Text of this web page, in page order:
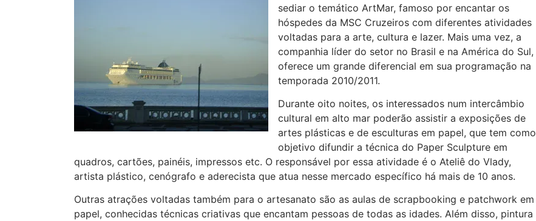
sediar o temático ArtMar, famoso por encantar os
hóspedes da MSC Cruzeiros com diferentes atividades
voltadas para a arte, cultura e lazer. Mais uma vez, a
companhia líder do setor no Brasil e na América do Sul,
oferece um grande diferencial em sua programação na
temporada 2010/2011.
Durante oito noites, os interessados num intercâmbio
cultural em alto mar poderão assistir a exposições de
artes plásticas e de esculturas em papel, que tem como
objetivo difundir a técnica do Paper Sculpture em
quadros, cartões, painéis, impressos etc. O responsável por essa atividade é o Ateliê do Vlady,
artista plástico, cenógrafo e aderecista que atua nesse mercado específico há mais de 10 anos.
Outras atrações voltadas também para o artesanato são as aulas de scrapbooking e patchwork em
papel, conhecidas técnicas criativas que encantam pessoas de todas as idades. Além disso, pintura